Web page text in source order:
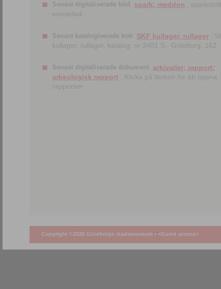
Senast digitaliserade bild spark; meddon ;
enmedad
Senast katalogiserade bok SKF kullager, rullager ;
kullager, rullager, katalog. nr 2401 S.- Göteborg, 162
Senast digitaliserade dokument arkivalier; rapport;
arkeologisk rapport ; Klicka på länken för att öppna
rapporten
Copyright ©2026 Göteborgs stadsmuseum • <Guest access>